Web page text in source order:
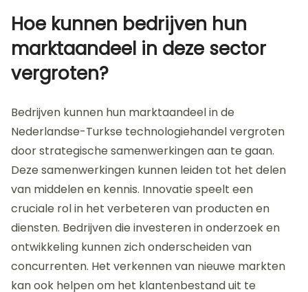
De groeimogelijkheden voor de Nederlandse-Turkse
technologiehandel zijn aanzienlijk. Beide landen
hebben complementaire sterke punten in
technologie en innovatie. Nederland is sterk in
watertechnologie, duurzame energie en digitale
innovaties. Turkije heeft een groeiende techsector
en een jonge, dynamische bevolking. De
samenwerking kan worden versterkt door
gezamenlijke onderzoeksprojecten en investeringen.
Statistieken tonen aan dat de bilaterale handel
tussen Nederland en Turkije in de technologie sector
jaarlijks met 10% groeit. Dit biedt kansen voor
bedrijven om te profiteren van elkaars markten en
expertise.